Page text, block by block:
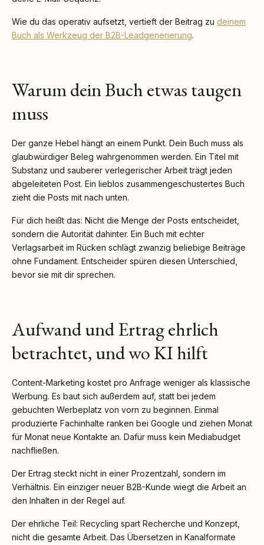
Wie du das operativ aufsetzt, vertieft der Beitrag zu deinem
Buch als Werkzeug der B2B-Leadgenerierung.
Warum dein Buch etwas taugen
muss
Der ganze Hebel hängt an einem Punkt. Dein Buch muss als
glaubwürdiger Beleg wahrgenommen werden. Ein Titel mit
Substanz und sauberer verlegerischer Arbeit trägt jeden
abgeleiteten Post. Ein lieblos zusammengeschustertes Buch
zieht die Posts mit nach unten.
Für dich heißt das: Nicht die Menge der Posts entscheidet,
sondern die Autorität dahinter. Ein Buch mit echter
Verlagsarbeit im Rücken schlägt zwanzig beliebige Beiträge
ohne Fundament. Entscheider spüren diesen Unterschied,
bevor sie mit dir sprechen.
Aufwand und Ertrag ehrlich
betrachtet, und wo KI hilft
Content-Marketing kostet pro Anfrage weniger als klassische
Werbung. Es baut sich außerdem auf, statt bei jedem
gebuchten Werbeplatz von vorn zu beginnen. Einmal
produzierte Fachinhalte ranken bei Google und ziehen Monat
für Monat neue Kontakte an. Dafür muss kein Mediabudget
nachfließen.
Der Ertrag steckt nicht in einer Prozentzahl, sondern im
Verhältnis. Ein einziger neuer B2B-Kunde wiegt die Arbeit an
den Inhalten in der Regel auf.
Der ehrliche Teil: Recycling spart Recherche und Konzept,
nicht die gesamte Arbeit. Das Übersetzen in Kanalformate